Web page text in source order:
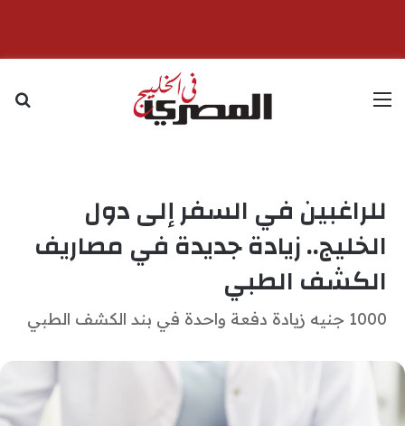
القائمة
للراغبين في السفر إلى دول
الخليج.. زيادة جديدة في مصاريف
الكشف الطبي
1000 جنيه زيادة دفعة واحدة في بند الكشف الطبي